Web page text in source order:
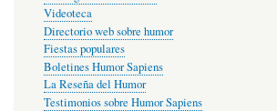
Videoteca
Directorio web sobre humor
Fiestas populares
Boletines Humor Sapiens
La Reseña del Humor
Testimonios sobre Humor Sapiens